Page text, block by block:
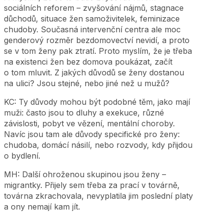
sociálních reforem – zvyšování nájmů, stagnace
důchodů, situace žen samoživitelek, feminizace
chudoby. Současná intervenční centra ale moc
genderový rozměr bezdomovectví nevidí, a proto
se v tom ženy pak ztratí. Proto myslím, že je třeba
na existenci žen bez domova poukázat, začít
o tom mluvit. Z jakých důvodů se ženy dostanou
na ulici? Jsou stejné, nebo jiné než u mužů?
KC: Ty důvody mohou být podobné těm, jako mají
muži: často jsou to dluhy a exekuce, různé
závislosti, pobyt ve vězení, mentální choroby.
Navíc jsou tam ale důvody specifické pro ženy:
chudoba, domácí násilí, nebo rozvody, kdy přijdou
o bydlení.
MH: Další ohroženou skupinou jsou ženy –
migrantky. Přijely sem třeba za prací v továrně,
továrna zkrachovala, nevyplatila jim poslední platy
a ony nemají kam jít.